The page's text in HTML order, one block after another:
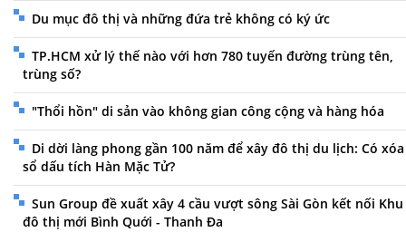
Du mục đô thị và những đứa trẻ không có ký ức
TP.HCM xử lý thế nào với hơn 780 tuyến đường trùng tên,
trùng số?
"Thổi hồn" di sản vào không gian công cộng và hàng hóa
Di dời làng phong gần 100 năm để xây đô thị du lịch: Có xóa
sổ dấu tích Hàn Mặc Tử?
Sun Group đề xuất xây 4 cầu vượt sông Sài Gòn kết nối Khu
đô thị mới Bình Quới - Thanh Đa